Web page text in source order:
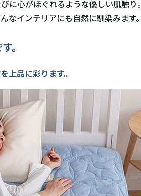
に心がほぐれるような優しい肌触り。
なインテリアにも自然に馴染みます。
。
上品に彩ります。